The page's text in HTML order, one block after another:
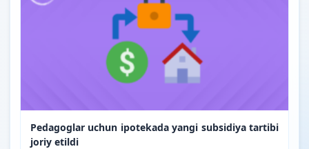
Pedagoglar uchun ipotekada yangi subsidiya tartibi
joriy etildi